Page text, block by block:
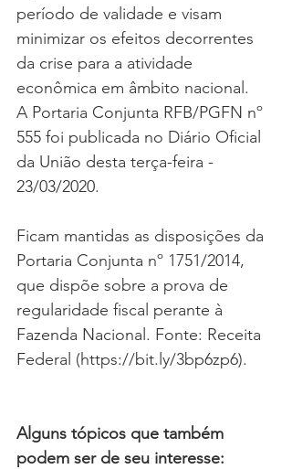
período de validade e visam
minimizar os efeitos decorrentes
da crise para a atividade
econômica em âmbito nacional.
A Portaria Conjunta RFB/PGFN nº
555 foi publicada no Diário Oficial
da União desta terça-feira -
23/03/2020.
Ficam mantidas as disposições da
Portaria Conjunta nº 1751/2014,
que dispõe sobre a prova de
regularidade fiscal perante à
Fazenda Nacional. Fonte: Receita
Federal (https://bit.ly/3bp6zp6).
Alguns tópicos que também
podem ser de seu interesse: